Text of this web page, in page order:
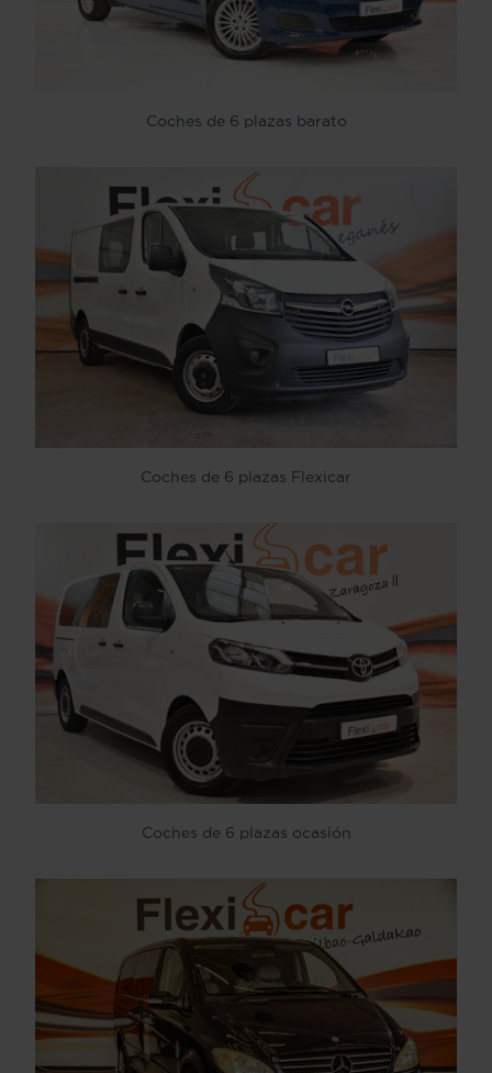
Coches de 6 plazas barato
Coches de 6 plazas Flexicar
Coches de 6 plazas ocasión